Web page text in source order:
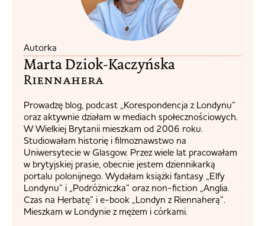
Autorka
Marta Dziok-Kaczyńska
Riennahera​
Prowadzę blog, podcast „Korespondencja z Londynu”
oraz aktywnie działam w mediach społecznościowych.
W Wielkiej Brytanii mieszkam od 2006 roku.
Studiowałam historię i filmoznawstwo na
Uniwersytecie w Glasgow. Przez wiele lat pracowałam
w brytyjskiej prasie, obecnie jestem dziennikarką
portalu polonijnego. Wydałam książki fantasy „Elfy
Londynu” i „Podróżniczka” oraz non-fiction „Anglia.
Czas na Herbatę” i e-book „Londyn z Riennaherą”.
Mieszkam w Londynie z mężem i córkami.